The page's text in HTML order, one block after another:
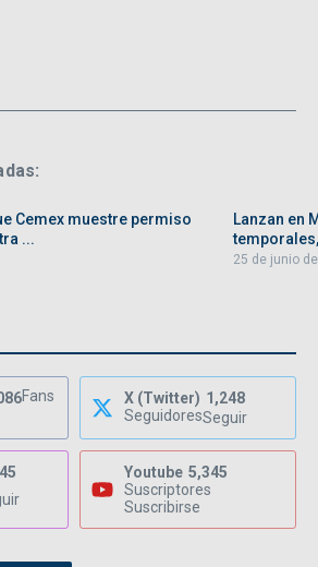
Cemex muestre permiso
...
Lanzan en
25 de junio
Fans
X (Twitter) 1,248
SeguidoresSeguir
Youtube 5,345
Suscriptores
Suscribirse